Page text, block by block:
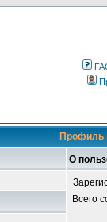
Профиль
О
Всего